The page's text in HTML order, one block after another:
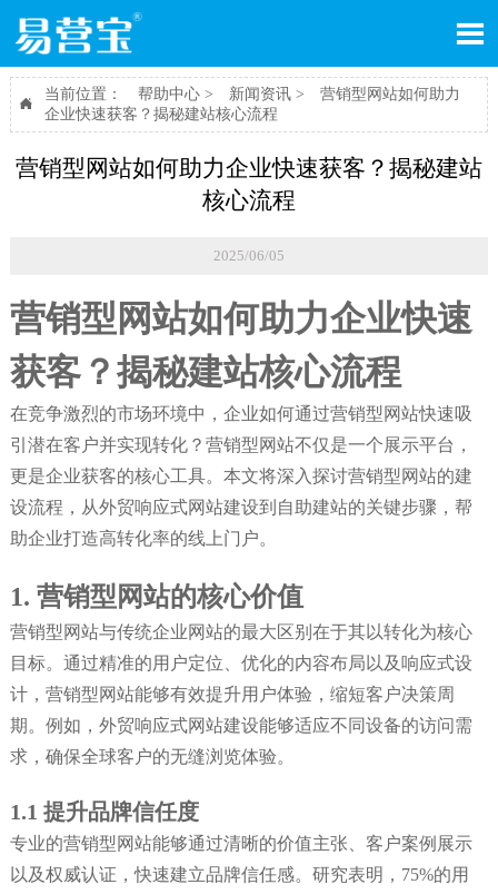


当前位置： 帮助中心> 新闻资讯>
营销型网站如何助力
企业快速获客？揭秘建站核心流程
营销型网站如何助力企业快速获客？揭秘建站
核心流程
2025/06/05
营销型网站如何助力企业快速
获客？揭秘建站核心流程
在竞争激烈的市场环境中，企业如何通过营销型网站快速吸
引潜在客户并实现转化？营销型网站不仅是一个展示平台，
更是企业获客的核心工具。本文将深入探讨营销型网站的建
设流程，从外贸响应式网站建设到自助建站的关键步骤，帮
助企业打造高转化率的线上门户。
1. 营销型网站的核心价值
营销型网站与传统企业网站的最大区别在于其以转化为核心
目标。通过精准的用户定位、优化的内容布局以及响应式设
计，营销型网站能够有效提升用户体验，缩短客户决策周
期。例如，外贸响应式网站建设能够适应不同设备的访问需
求，确保全球客户的无缝浏览体验。
1.1 提升品牌信任度
专业的营销型网站能够通过清晰的价值主张、客户案例展示
以及权威认证，快速建立品牌信任感。研究表明，75%的用